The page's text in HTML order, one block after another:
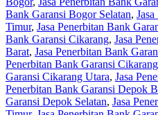
Bank Garansi Bogor Selatan,
Timur, Jasa Penerbitan Bank
Bank Garansi Cikarang, Jasa
Barat, Jasa Penerbitan Bank
Penerbitan Bank Garansi
Garansi Cikarang Utara, Jasa
Penerbitan Bank Garansi Depok
Garansi Depok Selatan, Jasa